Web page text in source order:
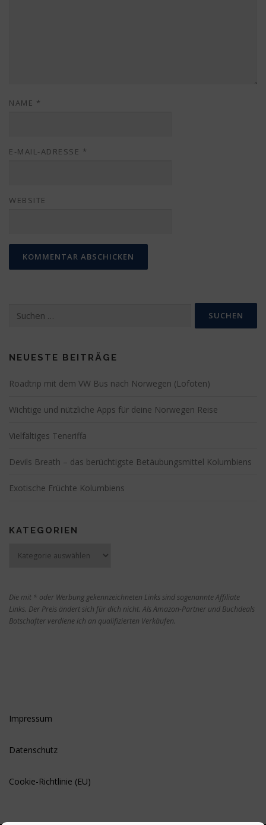
NAME *
E-MAIL-ADRESSE *
WEBSITE
nach:
NEUESTE BEITRÄGE
Roadtrip mit dem VW Bus nach Norwegen (Lofoten)
Wichtige und nützliche Apps für deine Norwegen Reise
Vielfältiges Teneriffa
Devils Breath – das berüchtigste Betäubungsmittel Kolumbiens
Exotische Früchte Kolumbiens
KATEGORIEN
Die mit * oder Werbung gekennzeichneten Links sind sogenannte Affiliate
Links. Der Preis ändert sich für dich nicht. Als Amazon-Partner und Buchdeals
Botschafter verdiene ich an qualifizierten Verkäufen.
Impressum
Datenschutz
Cookie-Richtlinie (EU)